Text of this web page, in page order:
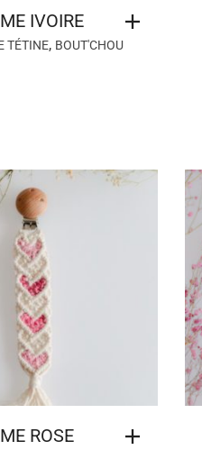
IVOIRE
TÉTINE, BOUT'CHOU
ROSE